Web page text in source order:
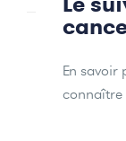
En savoir
connaître